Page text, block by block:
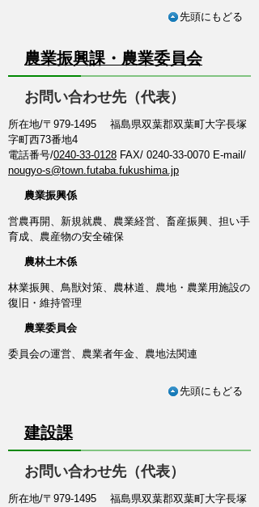
先頭にもどる
農業振興課・農業委員会
お問い合わせ先（代表）
所在地/〒979-1495 福島県双葉郡双葉町大字長塚
字町西73番地4
電話番号/0240-33-0128 FAX/ 0240-33-0070 E-mail/
nougyo-s@town.futaba.fukushima.jp
農業振興係
営農再開、新規就農、農業経営、畜産振興、担い手
育成、農産物の安全確保
農林土木係
林業振興、鳥獣対策、農林道、農地・農業用施設の
復旧・維持管理
農業委員会
委員会の運営、農業者年金、農地法関連
先頭にもどる
建設課
お問い合わせ先（代表）
所在地/〒979-1495 福島県双葉郡双葉町大字長塚